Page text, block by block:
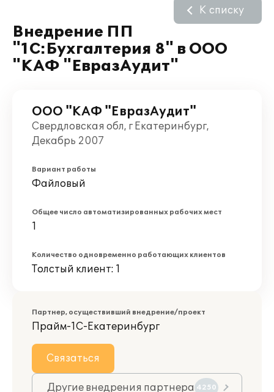
Внедрение ПП
"1С:Бухгалтерия 8" в ООО
"КАФ "ЕвразАудит"
К списку
ООО "КАФ "ЕвразАудит"
Свердловская обл, г Екатеринбург,
Декабрь 2007
Вариант работы
Файловый
Общее число автоматизированных рабочих мест
1
Количество одновременно работающих клиентов
Толстый клиент: 1
Партнер, осуществивший внедрение/проект
Прайм-1С-Екатеринбург
Связаться
Другие внедрения партнера 4250